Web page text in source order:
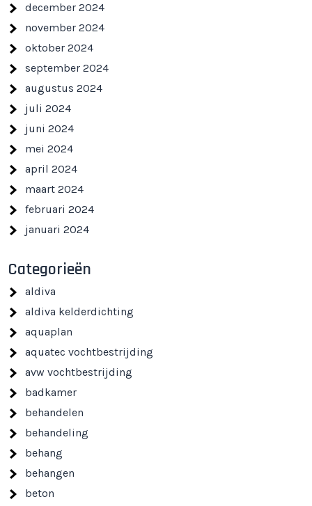
december 2024
november 2024
oktober 2024
september 2024
augustus 2024
juli 2024
juni 2024
mei 2024
april 2024
maart 2024
februari 2024
januari 2024
Categorieën
aldiva
aldiva kelderdichting
aquaplan
aquatec vochtbestrijding
avw vochtbestrijding
badkamer
behandelen
behandeling
behang
behangen
beton